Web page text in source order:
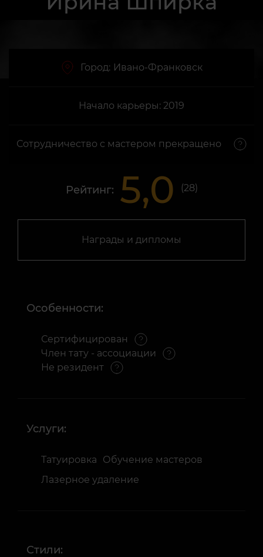
Город: Ивано-Франковск
Начало карьеры: 2019
Сотрудничество с мастером прекращено
Рейтинг: 5,0 (28)
Награды и дипломы
Особенности:
Сертифицирован
Член тату - ассоциации
Не резидент
Услуги:
Татуировка
Обучение мастеров
Лазерное удаление
Стили: